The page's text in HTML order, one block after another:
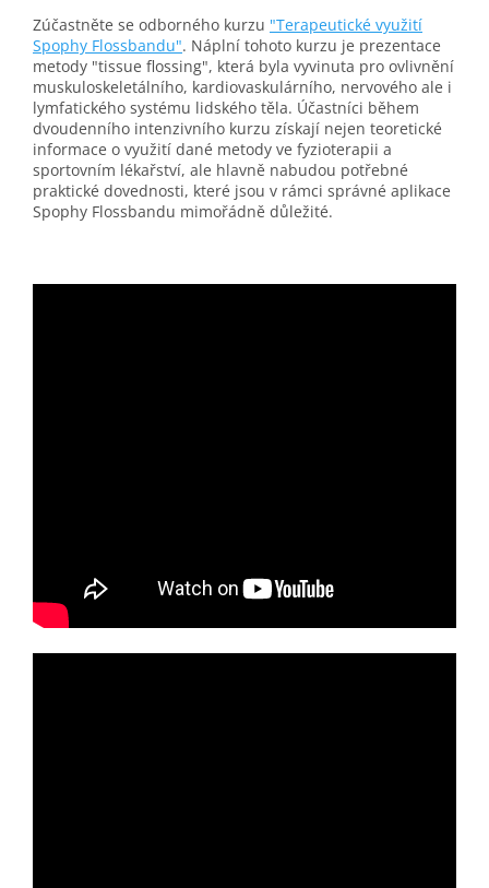
Zúčastněte se odborného kurzu "Terapeutické využití
Spophy Flossbandu". Náplní tohoto kurzu je prezentace
metody "tissue flossing", která byla vyvinuta pro ovlivnění
muskuloskeletálního, kardiovaskulárního, nervového ale i
lymfatického systému lidského těla. Účastníci během
dvoudenního intenzivního kurzu získají nejen teoretické
informace o využití dané metody ve fyzioterapii a
sportovním lékařství, ale hlavně nabudou potřebné
praktické dovednosti, které jsou v rámci správné aplikace
Spophy Flossbandu mimořádně důležité.